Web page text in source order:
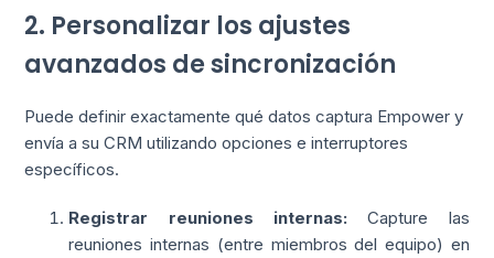
2. Personalizar los ajustes
avanzados de sincronización
Puede definir exactamente qué datos captura Empower y
envía a su CRM utilizando opciones e interruptores
específicos.
Registrar reuniones internas: Capture las
reuniones internas (entre miembros del equipo) en